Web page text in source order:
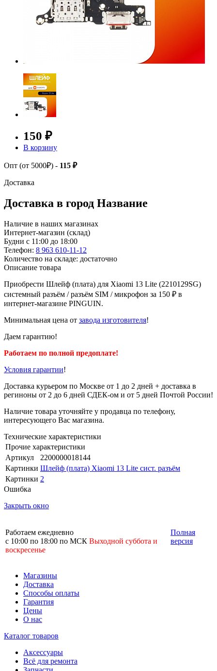
150 ₽
В корзину
Опт (от 5000₽) - 115 ₽
Доставка
Доставка в город Название
Наличие в наших магазинах
Интернет-магазин (склад)
Будни с 11:00 до 18:00
Телефон: 8 963 610-11-12
Количество на складе: достаточно
Описание товара
Приобрести Шлейф (плата) для Xiaomi 13 Lite (2210129SG)
системный разъём / разъём SIM / микрофон за 150 ₽ в
интернет-магазине PINGUIN.
Минимальная цена от завода изготовителя!
Даем гарантию!
Работаем по полной предоплате!
Условия гарантии!
Доставка курьером по Москве от 1 до 2 дней + доставка в
региноны от 2 до 6 дней СДЕК-ом и от 5 дней Почтой России!
Наличие товара уточняйте у продавца по телефону,
интересующего Вас магазина.
Технические характеристики
Прочие характеристики
Артикул
2200000018144
Картинки Шлейф (плата) Xiaomi 13 Lite сист. разъём
Картинки 2
Ошибка
Закрыть окно
Работаем ежедневно
с 10:00 по 18:00 по МСК Выходной суббота и
воскресенье
Полная
версия
Магазины
Доставка
Способы оплаты
Гарантия
Цены
О нас
Каталог товаров
Аксессуары
Всё для ремонта